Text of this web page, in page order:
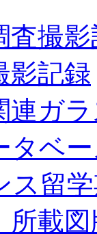
査撮
影記録
連ガ
タベ
ス留
所載